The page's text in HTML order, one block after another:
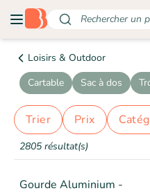
Rechercher un
Loisirs & Outdoor
Cartable
Sac à dos
Trier prix
2805 résultat(s)
Gourde Aluminium -